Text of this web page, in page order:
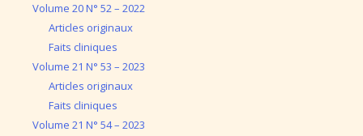
Volume 20 N° 52 – 2022
Articles originaux
Faits cliniques
Volume 21 N° 53 – 2023
Articles originaux
Faits cliniques
Volume 21 N° 54 – 2023